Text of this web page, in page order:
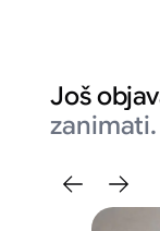
Još
zanimati.